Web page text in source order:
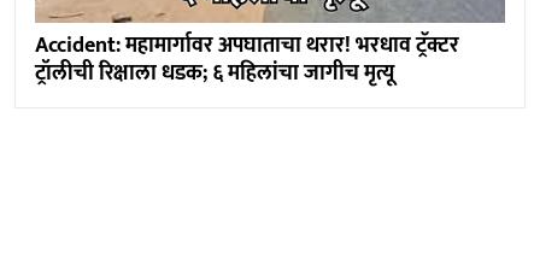
Accident: महामार्गावर अपघाताचा थरार! भरधाव ट्रॅक्टर
ट्रॉलीची रिक्षाला धडक; ६ महिलांचा जागीच मृत्यू